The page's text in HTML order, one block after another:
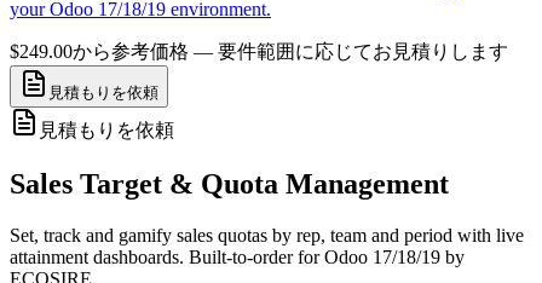
your Odoo 17/18/19 environment.
$249.00から参考価格 — 要件範囲に応じてお見積りします
見積もりを依頼
見積もりを依頼
Sales Target & Quota Management
Set, track and gamify sales quotas by rep, team and period with live
attainment dashboards. Built-to-order for Odoo 17/18/19 by
ECOSIRE.